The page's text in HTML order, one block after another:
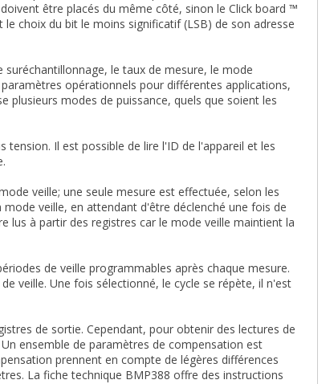
être placés du même côté, sinon le Click board ™
choix du bit le moins significatif (LSB) de son adresse
le taux de mesure, le mode
opérationnels pour différentes applications,
plusieurs modes de puissance, quels que soient les
Il est possible de lire l'ID de l'appareil et les
veille; une seule mesure est effectuée, selon les
veille, en attendant d'être déclenché une fois de
lus à partir des registres car le mode veille maintient la
de veille programmables après chaque mesure.
veille. Une fois sélectionné, le cycle se répète, il n'est
de sortie. Cependant, pour obtenir des lectures de
ensemble de paramètres de compensation est
prennent en compte de légères différences
La fiche technique BMP388 offre des instructions